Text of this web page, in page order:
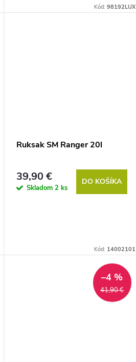
Kód: 98192LUX
Ruksak SM Ranger 20l
39,90 €
Skladom 2 ks
DO KOŠÍKA
Kód: 14002101
41,90 €
–4 %